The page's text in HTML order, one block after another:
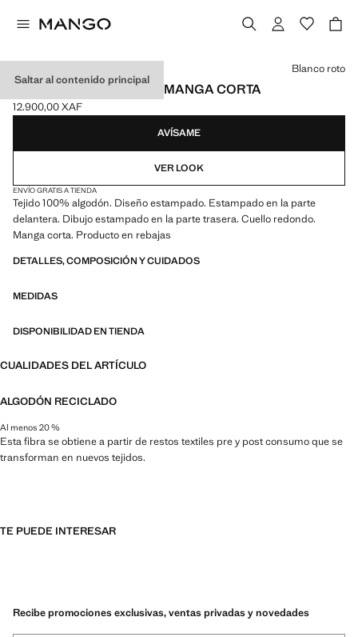
Saltar al contenido principal
CAMISETA ESTAMPADA MANGA CORTA
Precio actual [12.900,00 XAF ]
12.900,00 XAF
Selecciona un color
Blanco roto
AVÍSAME
VER LOOK
ENVÍO GRATIS A TIENDA
Tejido 100% algodón. Diseño estampado. Estampado en la parte
delantera. Dibujo estampado en la parte trasera. Cuello redondo.
Manga corta. Producto en rebajas
DETALLES, COMPOSICIÓN Y CUIDADOS
MEDIDAS
DISPONIBILIDAD EN TIENDA
CUALIDADES DEL ARTÍCULO
ALGODÓN RECICLADO
Al menos 20 %
Esta fibra se obtiene a partir de restos textiles pre y post consumo que se
transforman en nuevos tejidos.
TE PUEDE INTERESAR
Recibe promociones exclusivas, ventas privadas y novedades